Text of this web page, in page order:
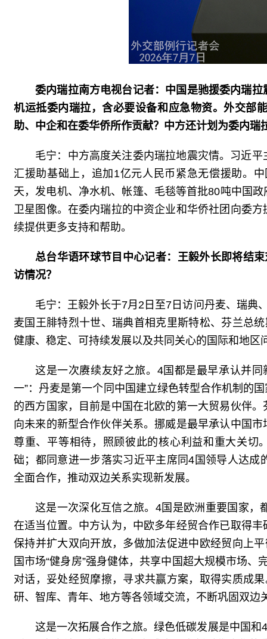
委内瑞拉南方电视台记者：中国是驰援委内瑞
机运抵委内瑞拉，含必要设备和应急物资。外交部
助、中企和在委华侨所作贡献？中方还计划为委内瑞
毛宁：中方高度关注委内瑞拉地震灾情。习近
汇援助基础上，追加1亿元人民币紧急无偿援助。
天，发电机、净水机、帐篷、毛毯等首批80吨中国
卫星图像。在委内瑞拉的中资企业和华侨社团向委
续提供更多支持和帮助。
总台华语环球节目中心记者：王毅外长即将结
访情况？
毛宁： 王毅外长于7月2日至7日访问丹麦、瑞典
麦国王腓特烈十世、瑞典首相克里斯特松、芬兰总
健康、稳定、可持续发展以及共同关心的国际和地
这是一次赓续友好之旅。4国都是最早承认并
一”：丹麦是第一个同中国建立绿色转型合作机制的
的西方国家，目前是中国在北欧的第一大贸易伙伴
向未来的新型合作伙伴关系。挪威是最早承认中国
尊重、平等相待，照顾彼此的核心利益和重大关切
础；都同意进一步落实习近平主席同4国领导人达
全面合作，推动双边关系实现新发展。
这是一次深化互信之旅。4国是欧洲重要国家
在适当位置。 中方认为，中欧多年经贸合作已取得
保持并扩大双向开放，多做加法促进中欧经贸向上
国市场“健身房”强身健体，共享中国超大规模市场
对话，妥处经贸摩擦，寻求共赢方案，取得实质成
研、智库、青年、地方等各领域交流，不断巩固双边
这是一次拓展合作之旅。绿色低碳发展是中国